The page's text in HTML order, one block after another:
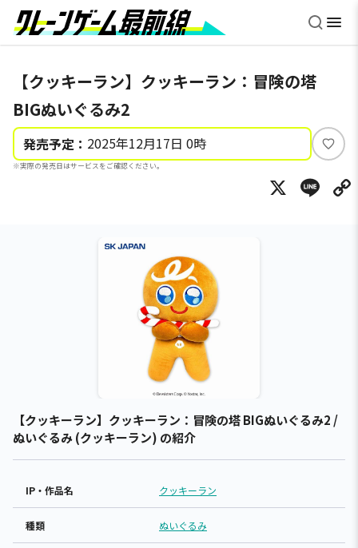
【クッキーラン】クッキーラン：冒険の塔
BIGぬいぐるみ2
発売予定： 2025年12月17日 0時
※実際の発売日はサービスをご確認ください。
い
ね
X
【クッキーラン】クッキーラン：冒険の塔 BIGぬいぐるみ2 /
ぬいぐるみ (クッキーラン) の紹介
IP・作品名 クッキーラン
種類 ぬいぐるみ